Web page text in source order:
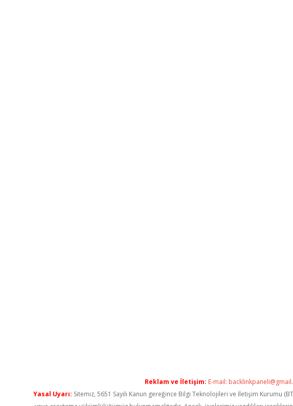
Reklam ve İletişim: E-mail:
Yasal Uyarı: Sitemiz, 5651 Sayılı Kanun gereğince Bilgi Teknolojileri ve İletişim Kurumu